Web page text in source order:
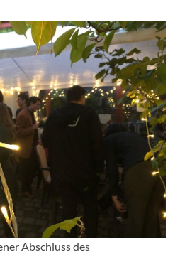
Abschluss des